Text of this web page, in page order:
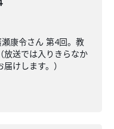
康令さん 第4回。教
放送では入りきらなか
けします。）